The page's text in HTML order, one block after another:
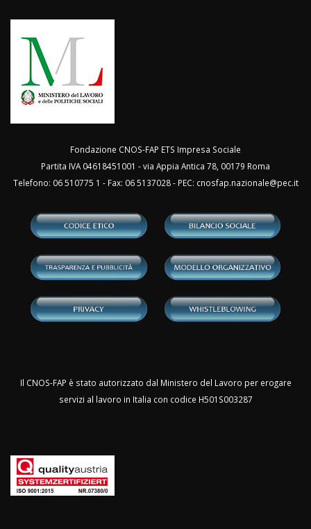
Fondazione CNOS-FAP ETS Impresa Sociale
Partita IVA 04618451001 - via Appia Antica 78, 00179 Roma
Telefono: 06 510775 1 - Fax: 06 5137028 - PEC: cnosfap.nazionale@pec.it
Il CNOS-FAP è stato autorizzato dal Ministero del Lavoro per erogare
servizi al lavoro in Italia con codice H501S003287